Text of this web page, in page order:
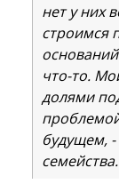
нет у них
строимся
что-то.
долями
будущем, -
семейства.